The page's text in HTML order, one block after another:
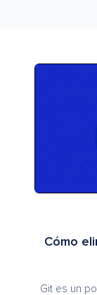
Cómo
Git es un